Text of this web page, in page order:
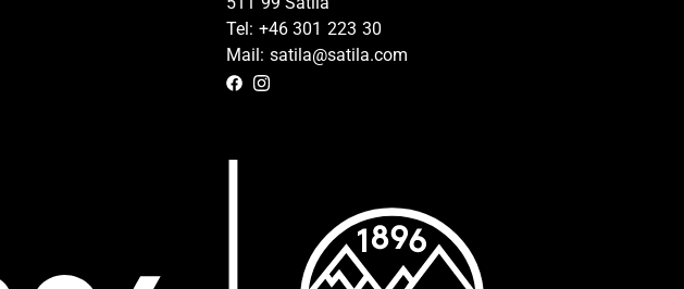
Tel: +46 301 223 30
Mail: satila@satila.com